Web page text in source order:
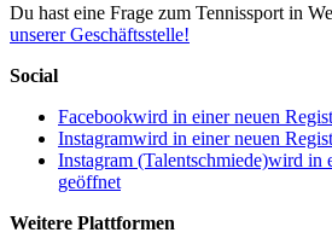
Du hast eine Frage zum Tennissport in
unserer Geschäftsstelle!
Social
Facebookwird in einer neuen
Instagramwird in einer neuen
Instagram (Talentschmiede)wird in
geöffnet
Weitere Plattformen